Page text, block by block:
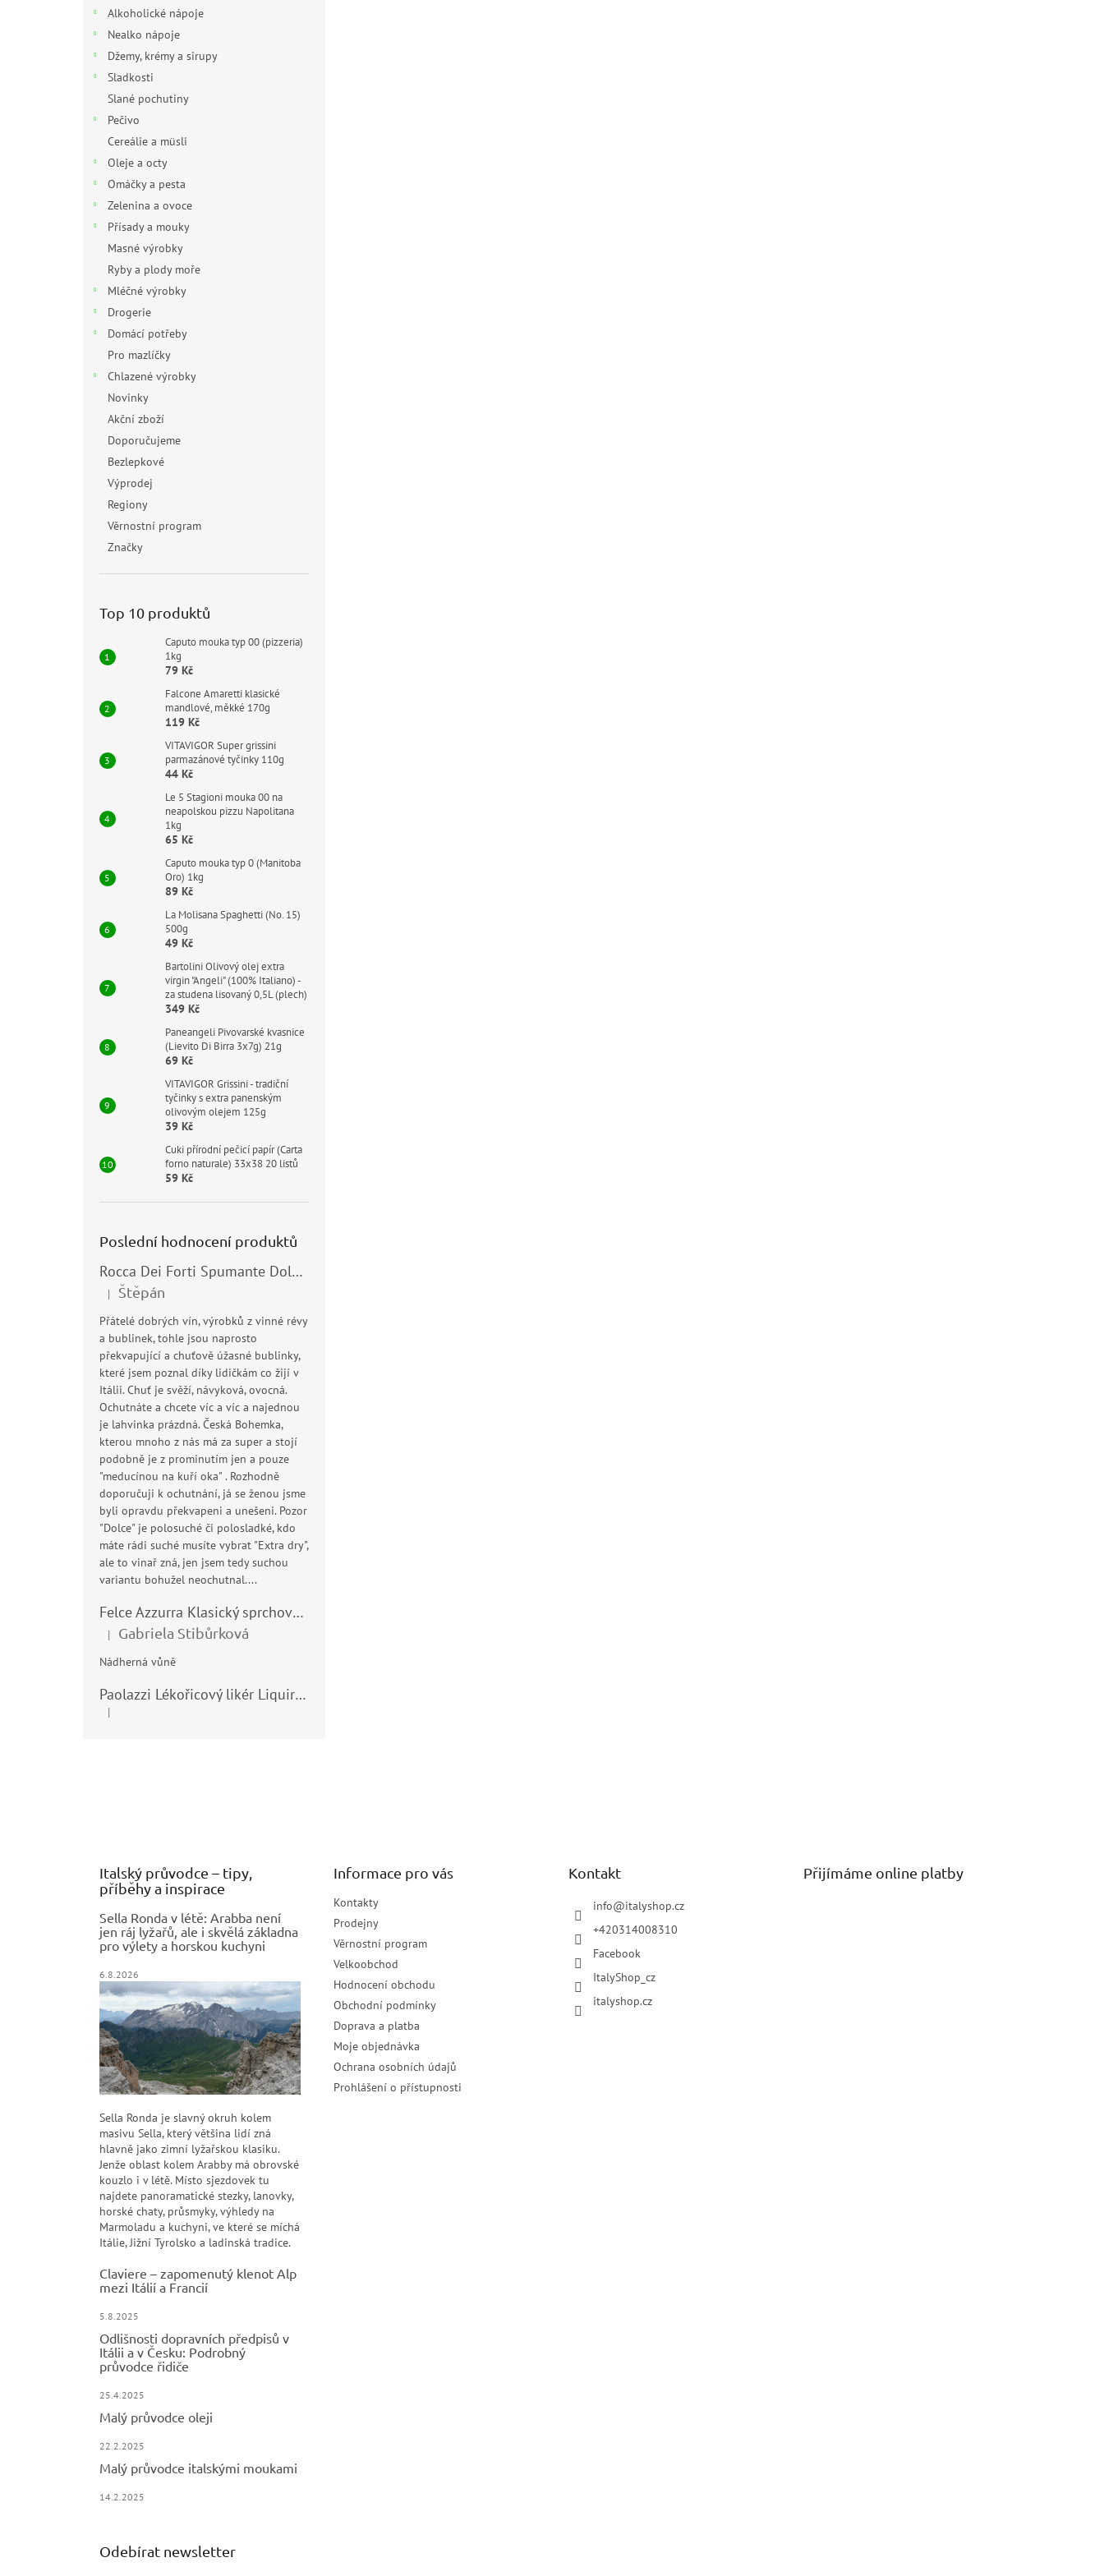
Alkoholické nápoje
Nealko nápoje
Džemy, krémy a sirupy
Sladkosti
Slané pochutiny
Pečivo
Cereálie a müsli
Oleje a octy
Omáčky a pesta
Zelenina a ovoce
Přísady a mouky
Masné výrobky
Ryby a plody moře
Mléčné výrobky
Drogerie
Domácí potřeby
Pro mazlíčky
Chlazené výrobky
Novinky
Akční zboží
Doporučujeme
Bezlepkové
Výprodej
Regiony
Věrnostní program
Značky
Top 10 produktů
Caputo mouka typ 00 (pizzeria)
1kg
79 Kč
Falcone Amaretti klasické
mandlové, měkké 170g
119 Kč
VITAVIGOR Super grissini
parmazánové tyčinky 110g
44 Kč
Le 5 Stagioni mouka 00 na
neapolskou pizzu Napolitana
1kg
65 Kč
Caputo mouka typ 0 (Manitoba
Oro) 1kg
89 Kč
La Molisana Spaghetti (No. 15)
500g
49 Kč
Bartolini Olivový olej extra
virgin "Angeli" (100% Italiano) -
za studena lisovaný 0,5L (plech)
349 Kč
Paneangeli Pivovarské kvasnice
(Lievito Di Birra 3x7g) 21g
69 Kč
VITAVIGOR Grissini - tradiční
tyčinky s extra panenským
olivovým olejem 125g
39 Kč
Cuki přírodní pečicí papír (Carta
forno naturale) 33x38 20 listů
59 Kč
Poslední hodnocení produktů
Rocca Dei Forti Spumante Dolce 11,5% 0,75l
Hodnocení produktu je 5 z 5 hvězdiček.
| Štěpán
Přátelé dobrých vín, výrobků z vinné révy
a bublinek, tohle jsou naprosto
překvapující a chuťově úžasné bublinky,
které jsem poznal díky lidičkám co žijí v
Itálii. Chuť je svěží, návyková, ovocná.
Ochutnáte a chcete víc a víc a najednou
je lahvinka prázdná. Česká Bohemka,
kterou mnoho z nás má za super a stojí
podobně je z prominutím jen a pouze
"meducínou na kuří oka" . Rozhodně
doporučuji k ochutnání, já se ženou jsme
byli opravdu překvapeni a unešeni. Pozor
"Dolce" je polosuché či polosladké, kdo
máte rádi suché musíte vybrat "Extra dry",
ale to vinař zná, jen jsem tedy suchou
variantu bohužel neochutnal....
Felce Azzurra Klasický sprchový gel - doccia gel 400ml
Hodnocení produktu je 5 z 5 hvězdiček.
| Gabriela Stibůrková
Nádherná vůně
Paolazzi Lékořicový likér Liquirizia 24% 0,7L
Hodnocení produktu je 5 z 5 hvězdiček.
|
Italský průvodce – tipy,
příběhy a inspirace
Sella Ronda v létě: Arabba není
jen ráj lyžařů, ale i skvělá základna
pro výlety a horskou kuchyni
6.8.2026
Sella Ronda je slavný okruh kolem
masivu Sella, který většina lidí zná
hlavně jako zimní lyžařskou klasiku.
Jenže oblast kolem Arabby má obrovské
kouzlo i v létě. Místo sjezdovek tu
najdete panoramatické stezky, lanovky,
horské chaty, průsmyky, výhledy na
Marmoladu a kuchyni, ve které se míchá
Itálie, Jižní Tyrolsko a ladinská tradice.
Claviere – zapomenutý klenot Alp
mezi Itálií a Francií
5.8.2025
Odlišnosti dopravních předpisů v
Itálii a v Česku: Podrobný
průvodce řidiče
25.4.2025
Malý průvodce oleji
22.2.2025
Malý průvodce italskými moukami
14.2.2025
Informace pro vás
Kontakty
Prodejny
Věrnostní program
Velkoobchod
Hodnocení obchodu
Obchodní podmínky
Doprava a platba
Moje objednávka
Ochrana osobních údajů
Prohlášení o přístupnosti
Kontakt
info@italyshop.cz
+420314008310
Facebook
ItalyShop_cz
italyshop.cz
Přijímáme online platby
Odebírat newsletter